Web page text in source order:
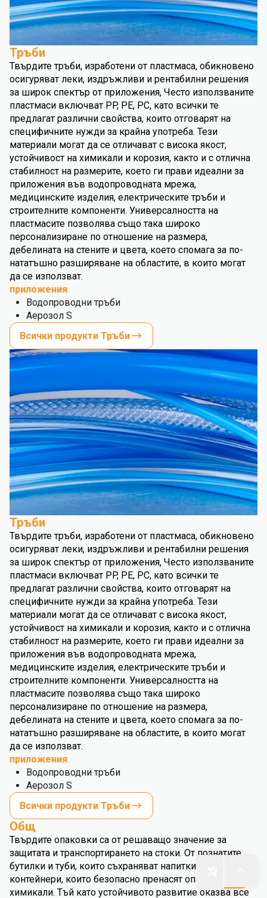
Тръби
Твърдите тръби, изработени от пластмаса, обикновено
осигуряват леки, издръжливи и рентабилни решения
за широк спектър от приложения, Често използваните
пластмаси включват PP, PE, PC, като всички те
предлагат различни свойства, които отговарят на
специфичните нужди за крайна употреба. Тези
материали могат да се отличават с висока якост,
устойчивост на химикали и корозия, както и с отлична
стабилност на размерите, което ги прави идеални за
приложения във водопроводната мрежа,
медицинските изделия, електрическите тръби и
строителните компоненти. Универсалността на
пластмасите позволява също така широко
персонализиране по отношение на размера,
дебелината на стените и цвета, което спомага за по-
нататъшно разширяване на областите, в които могат
да се използват.
приложения
Водопроводни тръби
Аерозол S
Всички продукти Тръби
Тръби
Твърдите тръби, изработени от пластмаса, обикновено
осигуряват леки, издръжливи и рентабилни решения
за широк спектър от приложения, Често използваните
пластмаси включват PP, PE, PC, като всички те
предлагат различни свойства, които отговарят на
специфичните нужди за крайна употреба. Тези
материали могат да се отличават с висока якост,
устойчивост на химикали и корозия, както и с отлична
стабилност на размерите, което ги прави идеални за
приложения във водопроводната мрежа,
медицинските изделия, електрическите тръби и
строителните компоненти. Универсалността на
пластмасите позволява също така широко
персонализиране по отношение на размера,
дебелината на стените и цвета, което спомага за по-
нататъшно разширяване на областите, в които могат
да се използват.
приложения
Водопроводни тръби
Аерозол S
Всички продукти Тръби
Общ
Твърдите опаковки са от решаващо значение за
защитата и транспортирането на стоки. От познатите
бутилки и туби, които съхраняват напитки и храни, до
контейнери, които безопасно пренасят опасни
химикали. Тъй като устойчивото развитие оказва все